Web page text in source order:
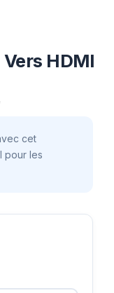
HDMI
cet
pour les